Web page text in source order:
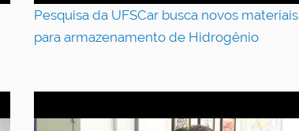
Pesquisa da UFSCar busca novos materiais
para armazenamento de Hidrogênio